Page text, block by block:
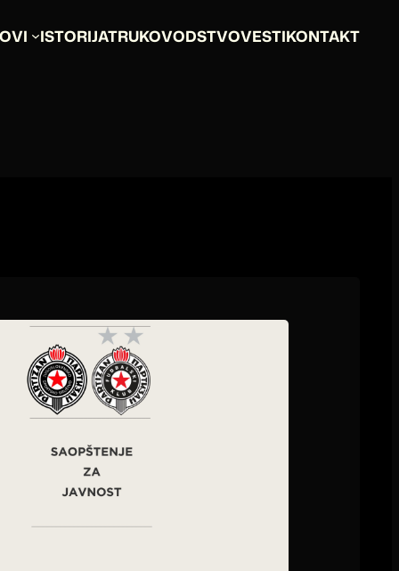
ISTORIJATRUKOVODSTVOVESTIKONTAKT